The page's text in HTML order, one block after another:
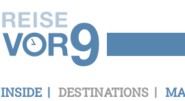
INSIDE DESTINATIONS